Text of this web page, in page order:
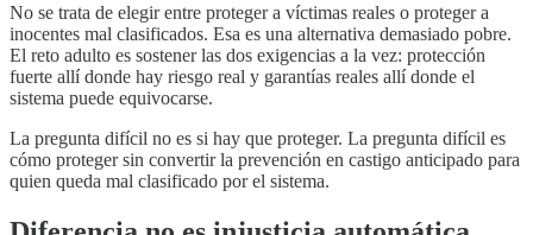
No se trata de elegir entre proteger a víctimas reales o proteger a
inocentes mal clasificados. Esa es una alternativa demasiado pobre.
El reto adulto es sostener las dos exigencias a la vez: protección
fuerte allí donde hay riesgo real y garantías reales allí donde el
sistema puede equivocarse.
La pregunta difícil no es si hay que proteger. La pregunta difícil es
cómo proteger sin convertir la prevención en castigo anticipado para
quien queda mal clasificado por el sistema.